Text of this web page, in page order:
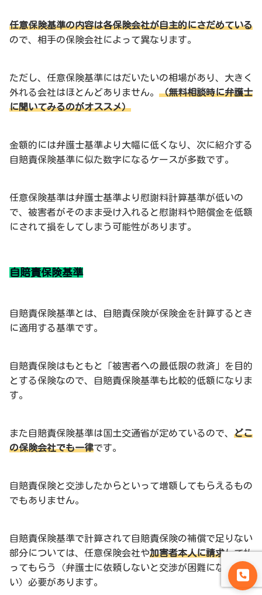
任意保険基準の内容は各保険会社が自主的にさだめている
ので、相手の保険会社によって異なります。
ただし、任意保険基準にはだいたいの相場があり、大きく
外れる会社はほとんどありません。 （無料相談時に弁護士
に聞いてみるのがオススメ）
金額的には弁護士基準より大幅に低くなり、次に紹介する
自賠責保険基準に似た数字になるケースが多数です。
任意保険基準は弁護士基準より慰謝料計算基準が低いの
で、被害者がそのまま受け入れると慰謝料や賠償金を低額
にされて損をしてしまう可能性があります。
自賠責保険基準
自賠責保険基準とは、自賠責保険が保険金を計算するとき
に適用する基準です。
自賠責保険はもともと「被害者への最低限の救済」を目的
とする保険なので、自賠責保険基準も比較的低額になりま
す。
また自賠責保険基準は国土交通省が定めているので、 どこ
の保険会社でも一律です。
自賠責保険と交渉したからといって増額してもらえるもの
でもありません。
自賠責保険基準で計算されて自賠責保険の補償で足りない
部分については、任意保険会社や加害者本人に請求して払
ってもらう（弁護士に依頼しないと交渉が困難になりやす
い）必要があります。